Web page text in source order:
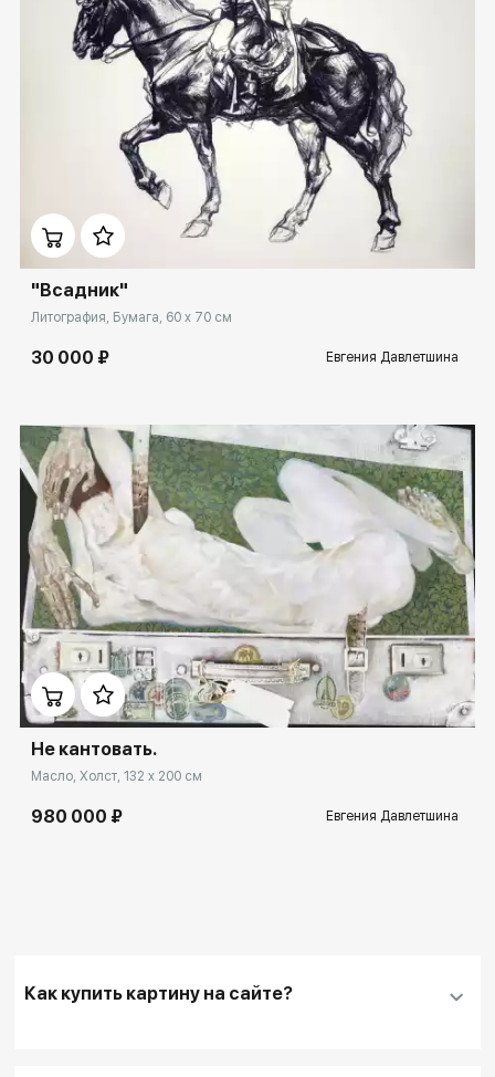
ekb.rakovgallery.ru
"Всадник"
Литография, Бумага, 60 x 70 см
30 000 ₽ Евгения Давлетшина
Домен: ekb.rakovgallery.ru
Не кантовать.
Масло, Холст, 132 x 200 см
980 000 ₽ Евгения Давлетшина
Как купить картину на сайте?